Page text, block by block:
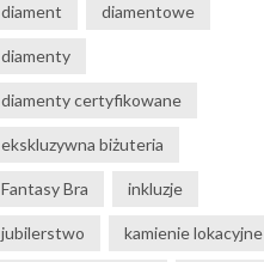
diament diamentowe
diamenty
diamenty certyfikowane
ekskluzywna biżuteria
Fantasy Bra inkluzje
jubilerstwo kamienie lokacyjne